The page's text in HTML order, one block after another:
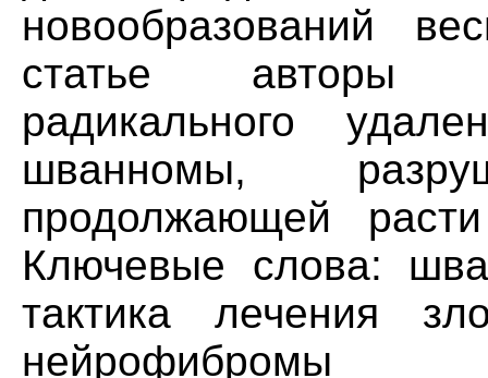
новообразований
статье авторы
радикального
шванномы,
продолжающей
Ключевые слова:
тактика лечения
нейрофибромы